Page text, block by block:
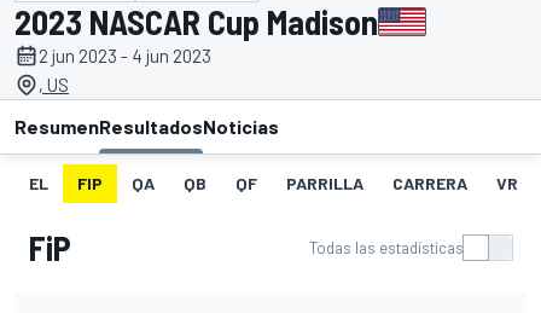
2023 NASCAR Cup Madison
2 jun 2023 - 4 jun 2023
, US
ResumenResultadosNoticias
EL FIP QA QB QF PARRILLA CARRERA VR
FiP Todas las estadísticas